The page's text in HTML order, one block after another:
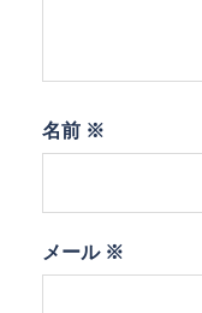
名前 ※
メール ※